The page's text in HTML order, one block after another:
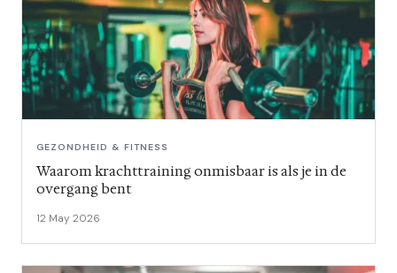
GEZONDHEID & FITNESS
Waarom krachttraining onmisbaar is als je in de
overgang bent
12 May 2026